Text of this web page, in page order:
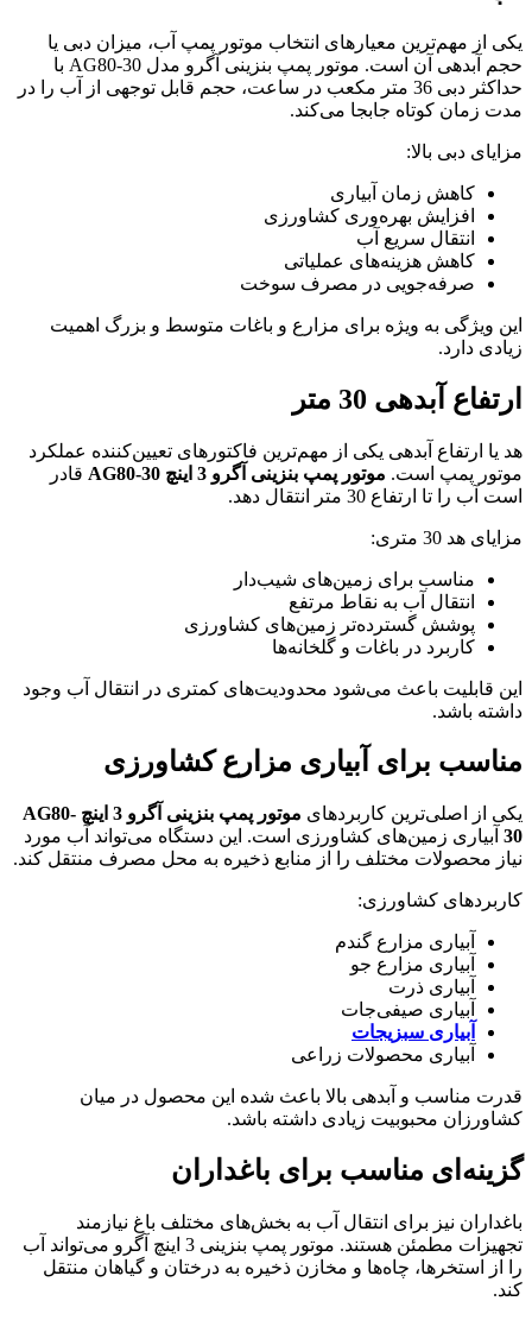
یکی از مهم‌ترین معیارهای انتخاب موتور پمپ آب، میزان دبی یا
حجم آبدهی آن است. موتور پمپ بنزینی آگرو مدل AG80-30 با
حداکثر دبی 36 متر مکعب در ساعت، حجم قابل توجهی از آب را در
مدت زمان کوتاه جابجا می‌کند.
مزایای دبی بالا:
کاهش زمان آبیاری
افزایش بهره‌وری کشاورزی
انتقال سریع آب
کاهش هزینه‌های عملیاتی
صرفه‌جویی در مصرف سوخت
این ویژگی به ویژه برای مزارع و باغات متوسط و بزرگ اهمیت
زیادی دارد.
ارتفاع آبدهی 30 متر
هد یا ارتفاع آبدهی یکی از مهم‌ترین فاکتورهای تعیین‌کننده عملکرد
موتور پمپ است. موتور پمپ بنزینی آگرو 3 اینچ AG80-30
قادر
است آب را تا ارتفاع 30 متر انتقال دهد.
مزایای هد 30 متری:
مناسب برای زمین‌های شیب‌دار
انتقال آب به نقاط مرتفع
پوشش گسترده‌تر زمین‌های کشاورزی
کاربرد در باغات و گلخانه‌ها
این قابلیت باعث می‌شود محدودیت‌های کمتری در انتقال آب وجود
داشته باشد.
مناسب برای آبیاری مزارع کشاورزی
یکی از اصلی‌ترین کاربردهای
موتور پمپ بنزینی آگرو 3 اینچ AG80-
30 آبیاری زمین‌های کشاورزی است. این دستگاه می‌تواند آب مورد
نیاز محصولات مختلف را از منابع ذخیره به محل مصرف منتقل کند.
کاربردهای کشاورزی:
آبیاری مزارع گندم
آبیاری مزارع جو
آبیاری ذرت
آبیاری صیفی‌جات
آبیاری سبزیجات
آبیاری محصولات زراعی
قدرت مناسب و آبدهی بالا باعث شده این محصول در میان
کشاورزان محبوبیت زیادی داشته باشد.
گزینه‌ای مناسب برای باغداران
باغداران نیز برای انتقال آب به بخش‌های مختلف باغ نیازمند
تجهیزات مطمئن هستند. موتور پمپ بنزینی 3 اینچ آگرو می‌تواند آب
را از استخرها، چاه‌ها و مخازن ذخیره به درختان و گیاهان منتقل
کند.